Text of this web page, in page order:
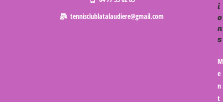
tennisclublatalaudiere@gmail.com
i
o
n
s
M
e
n
t